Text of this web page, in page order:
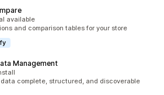
40
available
and comparison tables for your store
Management
6
data complete, structured, and discoverable